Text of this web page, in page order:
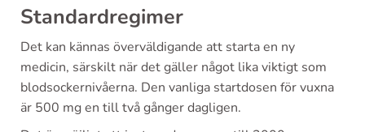
Standardregimer
Det kan kännas överväldigande att starta en ny
medicin, särskilt när det gäller något lika viktigt som
blodsockernivåerna. Den vanliga startdosen för vuxna
är 500 mg en till två gånger dagligen.